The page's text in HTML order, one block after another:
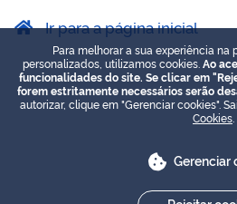
Ir para a página inicial
Para melhorar a sua experiência na
personalizados, utilizamos cookies. Ao
funcionalidades do site. Se clicar em
forem estritamente necessários serão
autorizar, clique em "Gerenciar cookies".
Cookies
Gerenciar